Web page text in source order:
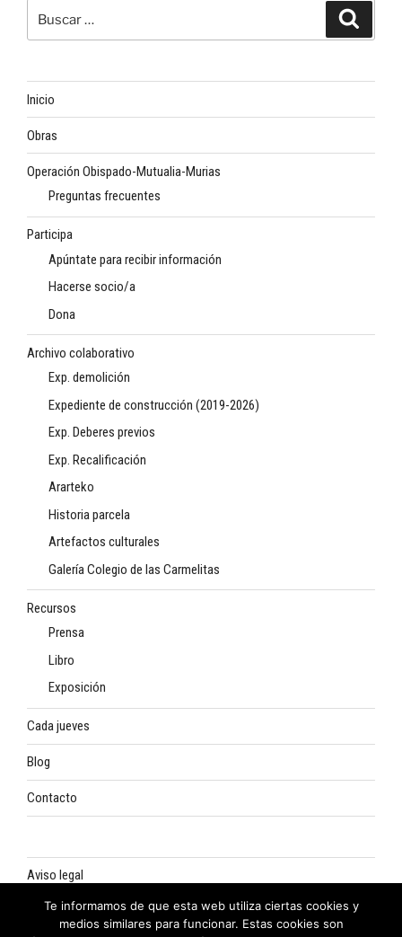
por:
Inicio
Obras
Operación Obispado-Mutualia-Murias
Preguntas frecuentes
Participa
Apúntate para recibir información
Hacerse socio/a
Dona
Archivo colaborativo
Exp. demolición
Expediente de construcción (2019-2026)
Exp. Deberes previos
Exp. Recalificación
Ararteko
Historia parcela
Artefactos culturales
Galería Colegio de las Carmelitas
Recursos
Prensa
Libro
Exposición
Cada jueves
Blog
Contacto
Aviso legal
Política de privacidad
Te informamos de que esta web utiliza ciertas cookies y
medios similares para funcionar. Estas cookies son